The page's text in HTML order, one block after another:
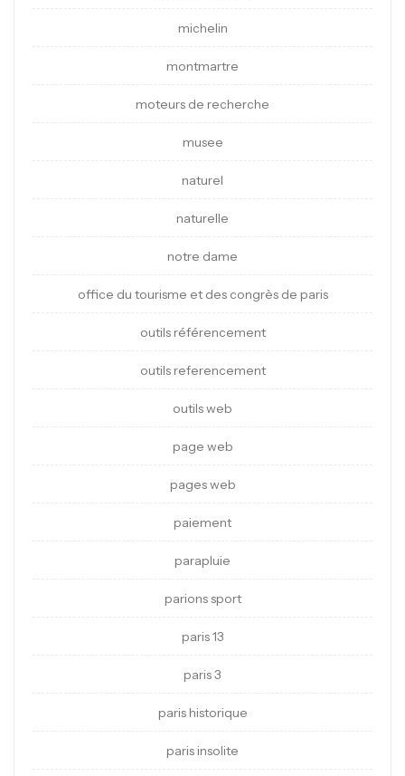
michelin
montmartre
moteurs de recherche
musee
naturel
naturelle
notre dame
office du tourisme et des congrès de paris
outils référencement
outils referencement
outils web
page web
pages web
paiement
parapluie
parions sport
paris 13
paris 3
paris historique
paris insolite